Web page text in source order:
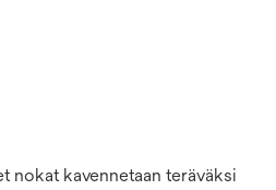
nokat kavennetaan teräväksi